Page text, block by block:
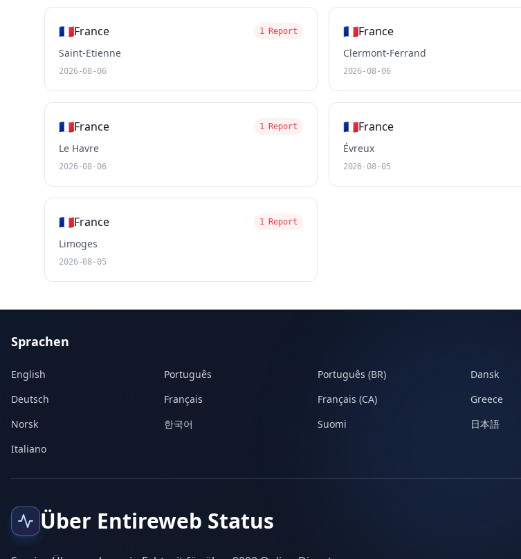
🇫🇷France 1 Report
Saint-Etienne
2026-08-06
🇫🇷France
Clermont-Ferrand
2026-08-06
🇫🇷France 1 Report
Le Havre
2026-08-06
🇫🇷France
Évreux
2026-08-05
🇫🇷France 1 Report
Limoges
2026-08-05
Sprachen
English Português Português (BR) Dansk
Deutsch
Français Français (CA) Greece
Norsk
한국어 Suomi 日本語
Italiano
Über Entireweb Status